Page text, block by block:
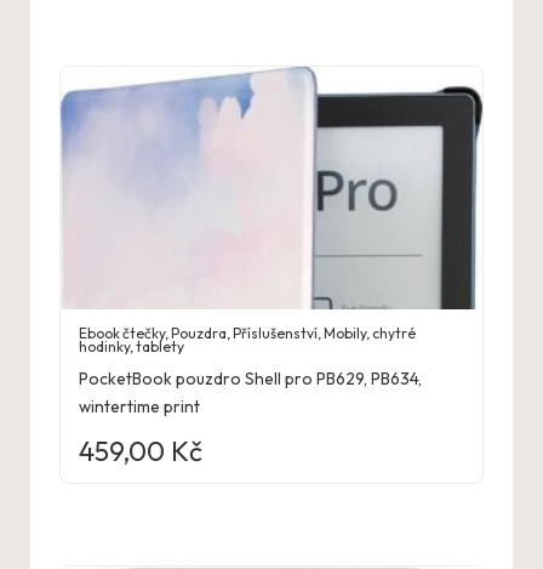
Ebook čtečky,Pouzdra,Příslušenství,Mobily, chytré
hodinky, tablety
PocketBook pouzdro Shell pro PB629, PB634,
wintertime print
459,00 Kč